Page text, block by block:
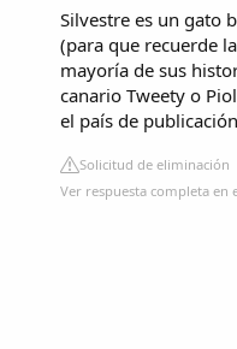
Silvestre es un gato
(para que recuerde
mayoría de sus
canario Tweety o
el país de
Solicitud de eliminación
Ver respuesta completa en